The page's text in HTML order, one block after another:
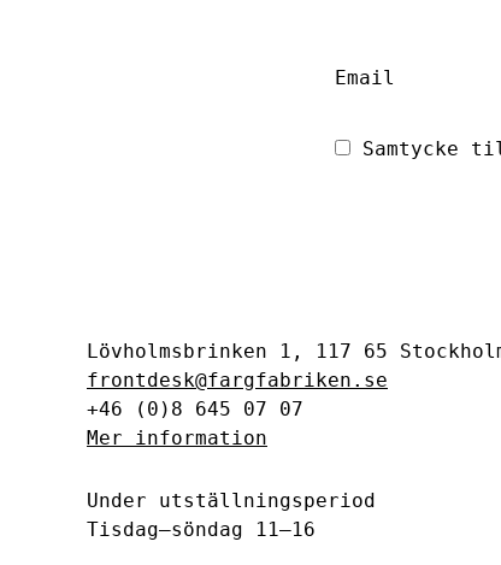
Email
Samtycke
Lövholmsbrinken 1, 117 65
frontdesk@fargfabriken.se
+46 (0)8 645 07 07
Mer information
Under utställningsperiod
Tisdag–söndag 11–16